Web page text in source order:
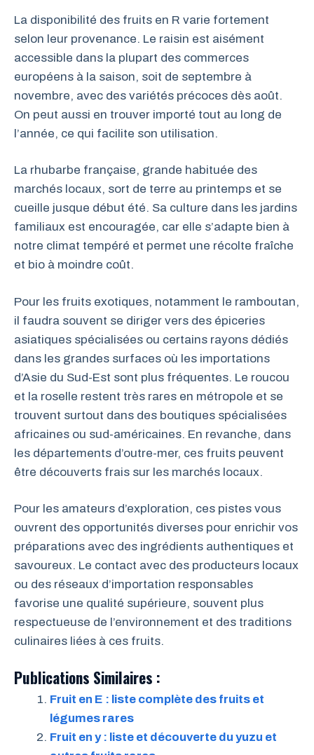
La disponibilité des fruits en R varie fortement
selon leur provenance. Le raisin est aisément
accessible dans la plupart des commerces
européens à la saison, soit de septembre à
novembre, avec des variétés précoces dès août.
On peut aussi en trouver importé tout au long de
l’année, ce qui facilite son utilisation.
La rhubarbe française, grande habituée des
marchés locaux, sort de terre au printemps et se
cueille jusque début été. Sa culture dans les jardins
familiaux est encouragée, car elle s’adapte bien à
notre climat tempéré et permet une récolte fraîche
et bio à moindre coût.
Pour les fruits exotiques, notamment le ramboutan,
il faudra souvent se diriger vers des épiceries
asiatiques spécialisées ou certains rayons dédiés
dans les grandes surfaces où les importations
d’Asie du Sud-Est sont plus fréquentes. Le roucou
et la roselle restent très rares en métropole et se
trouvent surtout dans des boutiques spécialisées
africaines ou sud-américaines. En revanche, dans
les départements d’outre-mer, ces fruits peuvent
être découverts frais sur les marchés locaux.
Pour les amateurs d’exploration, ces pistes vous
ouvrent des opportunités diverses pour enrichir vos
préparations avec des ingrédients authentiques et
savoureux. Le contact avec des producteurs locaux
ou des réseaux d’importation responsables
favorise une qualité supérieure, souvent plus
respectueuse de l’environnement et des traditions
culinaires liées à ces fruits.
Publications Similaires :
Fruit en E : liste complète des fruits et
légumes rares
Fruit en y : liste et découverte du yuzu et